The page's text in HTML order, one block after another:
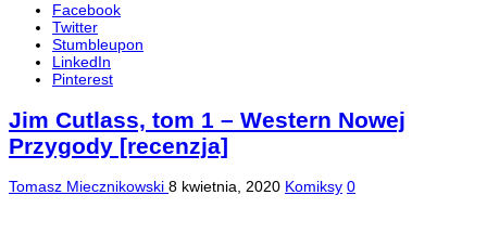
Facebook
Twitter
Stumbleupon
LinkedIn
Pinterest
Jim Cutlass, tom 1 – Western Nowej
Przygody [recenzja]
Tomasz Miecznikowski 8 kwietnia, 2020 Komiksy 0